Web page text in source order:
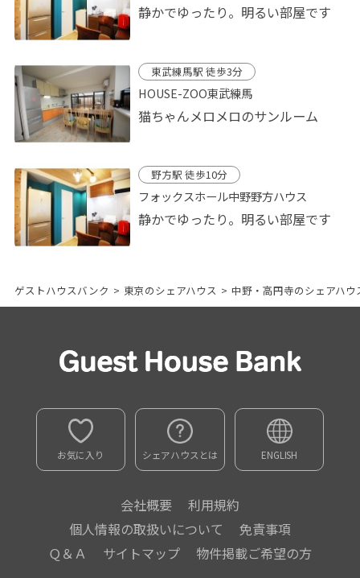
静かでゆったり。明るい部屋です
東武練馬駅 徒歩3分
HOUSE-ZOO東武練馬
猫ちゃんメロメロのサンルーム
野方駅 徒歩10分
フォックスホール中野野方ハウス
静かでゆったり。明るい部屋です
ゲストハウスバンク > 東京のシェアハウス > 中野・高円寺のシェアハウ
お気に入り シェアハウスとは ENGLISH
会社概要
利用規約
個人情報の取扱いについて
免責事項
Ｑ＆Ａ
サイトマップ 物件掲載ご希望の方